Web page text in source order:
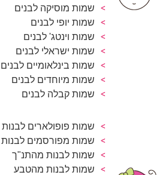
שמות מוסיקה לבנים
שמות יופי לבנים
שמות וינטג' לבנים
שמות ישראלי לבנים
שמות בינלאומיים לבנים
שמות מיוחדים לבנים
שמות קבלה לבנים
שמות פופולארים לבנות
שמות מפורסמים לבנות
שמות לבנות מהתנ"ך
שמות לבנות מהטבע